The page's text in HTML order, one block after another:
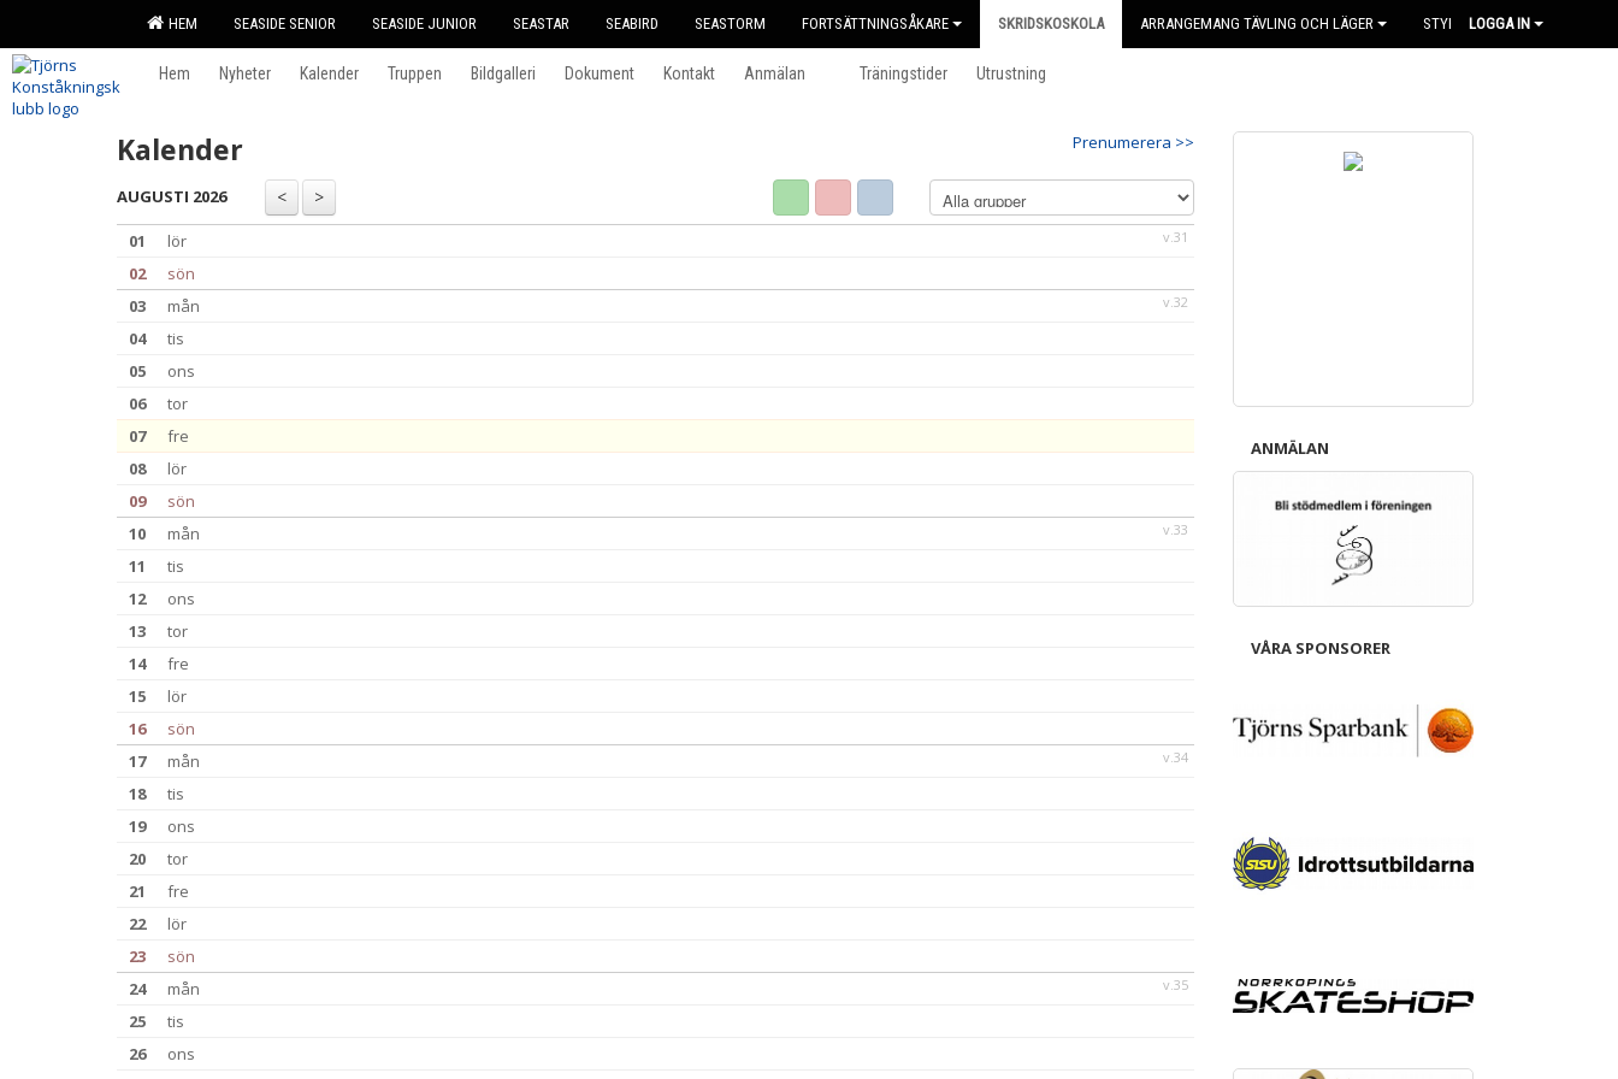
HEM SEASIDE SENIOR SEASIDE JUNIOR SEASTAR SEABIRD SEASTORM FORTSÄTTNINGSÅKARE SKRIDSKOSKOLA ARRANGEMANG TÄVLING OCH LÄGER STYRELSENLOGGA IN
Hem Nyheter Kalender Truppen Bildgalleri Dokument Kontakt Anmälan Träningstider Utrustning
Prenumerera >>
Kalender
AUGUSTI 2026
v.31
01
lör
02
sön
v.32
03
mån
04
tis
05
ons
06
tor
07
fre
08
lör
09
sön
v.33
10
mån
11
tis
12
ons
13
tor
14
fre
15
lör
16
sön
v.34
17
mån
18
tis
19
ons
20
tor
21
fre
22
lör
23
sön
v.35
24
mån
25
tis
26
ons
ANMÄLAN
VÅRA SPONSORER